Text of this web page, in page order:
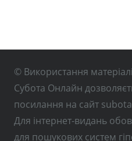
© Використання
Субота Онлайн
посилання на сайт
Для інтернет-видань
для пошукових систем